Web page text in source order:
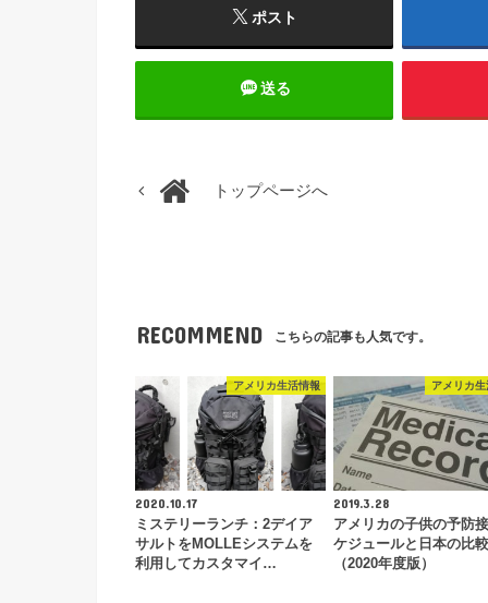
ポスト
送る
トップページへ
RECOMMEND こちらの記事も人気です。
アメリカ生活情報
2020.10.17
ミステリーランチ：2デイア
サルトをMOLLEシステムを
利用してカスタマイ…
アメリカ
2019.3.28
アメリカの子供の予防
ケジュールと日本の比較
（2020年度版）